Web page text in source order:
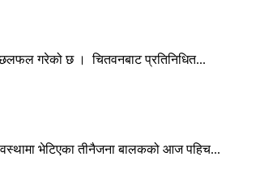
गरेको छ । चितवनबाट प्रतिनिधित...
भेटिएका तीनैजना बालकको आज पहिच...